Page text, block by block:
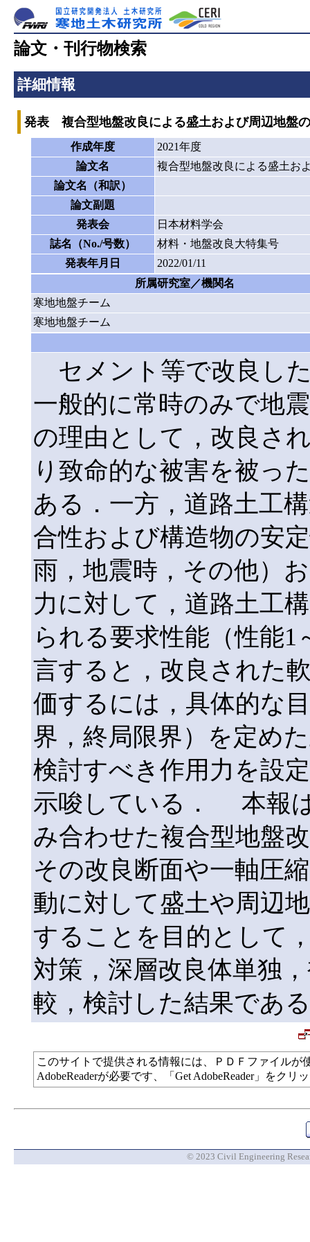
論文・刊行物検索
詳細情報
発表 複合型地盤改良による盛土および周辺地盤
作成年度
2021年度
論文名
複合型地盤改良による盛土お
論文名（和訳）
論文副題
発表会
日本材料学会
誌名（No./号数）
材料・地盤改良大特集号
発表年月日
2022/01/11
所属研究室／機関名
寒地地盤チーム
寒地地盤チーム
セメント等で改良し
一般的に常時のみで地
の理由として，改良さ
り致命的な被害を被っ
ある．一方，道路土工
合性および構造物の安
雨，地震時，その他）
力に対して，道路土工
られる要求性能（性能
言すると，改良された
価するには，具体的な
界，終局限界）を定め
検討すべき作用力を設
示唆している． 本報
み合わせた複合型地盤
その改良断面や一軸圧
動に対して盛土や周辺
することを目的として
対策，深層改良体単独
較，検討した結果であ
このサイトで提供される情報には、ＰＤＦファイル
AdobeReaderが必要です、「Get AdobeReader」をク
© 2023 Civil Engineering